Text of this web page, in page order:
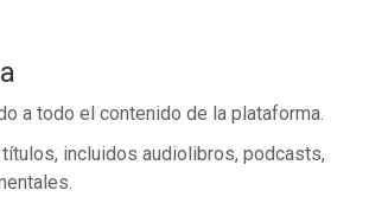
a todo el contenido de la plataforma.
incluidos audiolibros, podcasts,